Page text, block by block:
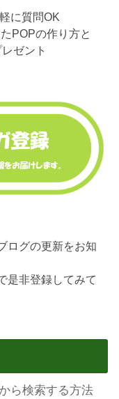
に質問OK
POPの作り方と
ゼント
ログの更新をお知
是非登録してみて
ら検索する方法